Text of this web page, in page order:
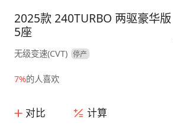
2025款 240TURBO 两驱豪华版
5座
无级变速(CVT) 停产
7%的人喜欢
对比 计算